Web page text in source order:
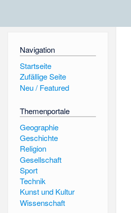
Navigation
Startseite
Zufällige Seite
Neu / Featured
Themenportale
Geographie
Geschichte
Religion
Gesellschaft
Sport
Technik
Kunst und Kultur
Wissenschaft